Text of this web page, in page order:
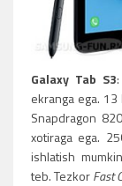
Galaxy Tab S3
ekranga ega.
Snapdragon
xotiraga ega.
ishlatish
teb. TezkorFast